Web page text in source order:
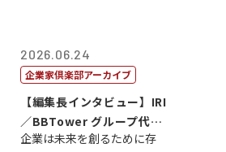
2026.06.24
企業家倶楽部アーカイブ
【編集長インタビュー】IRI
／BBTower グループ代表
藤...
企業は未来を創るために存